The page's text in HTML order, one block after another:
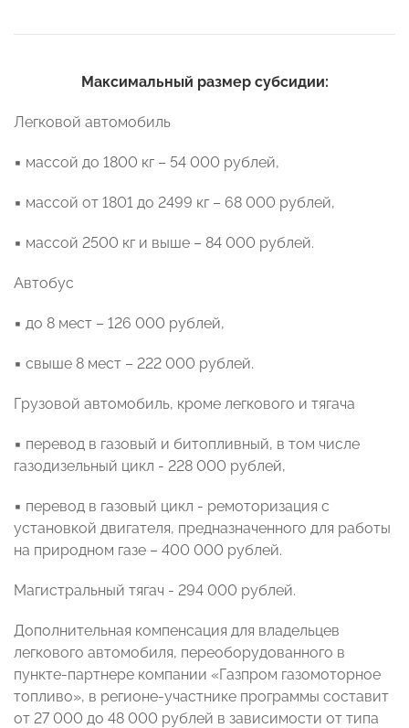
Максимальный размер субсидии:
Легковой автомобиль
▪ массой до 1800 кг – 54 000 рублей,
▪ массой от 1801 до 2499 кг – 68 000 рублей,
▪ массой 2500 кг и выше – 84 000 рублей.
Автобус
▪ до 8 мест – 126 000 рублей,
▪ свыше 8 мест – 222 000 рублей.
Грузовой автомобиль, кроме легкового и тягача
▪ перевод в газовый и битопливный, в том числе
газодизельный цикл - 228 000 рублей,
▪ перевод в газовый цикл - ремоторизация с
установкой двигателя, предназначенного для работы
на природном газе – 400 000 рублей.
Магистральный тягач - 294 000 рублей.
Дополнительная компенсация для владельцев
легкового автомобиля, переоборудованного в
пункте-партнере компании «Газпром газомоторное
топливо», в регионе-участнике программы составит
от 27 000 до 48 000 рублей в зависимости от типа